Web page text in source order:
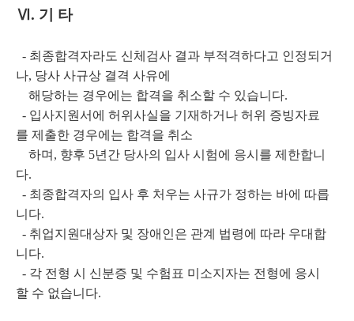
Ⅵ . 기 타
- 최종합격자라도 신체검사 결과 부적격하다고 인정되거
나, 당사 사규상 결격 사유에
해당하는 경우에는 합격을 취소할 수 있습니다.
- 입사지원서에 허위사실을 기재하거나 허위 증빙자료
를 제출한 경우에는 합격을 취소
하며, 향후 5년간 당사의 입사 시험에 응시를 제한합니
다.
- 최종합격자의 입사 후 처우는 사규가 정하는 바에 따릅
니다.
- 취업지원대상자 및 장애인은 관계 법령에 따라 우대합
니다.
- 각 전형 시 신분증 및 수험표 미소지자는 전형에 응시
할 수 없습니다.